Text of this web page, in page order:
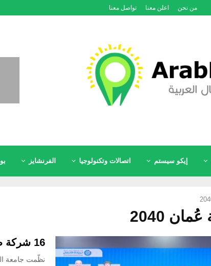
من نحن اعلن معنا تواصل معنا
إيكو سيستم اتصالات وتكنولوجيا الفرنشايز
16 شركة طلابية تستعرض ابتكاراتها في جلسة “بوصلة ريادية”
نظّمت جامعة